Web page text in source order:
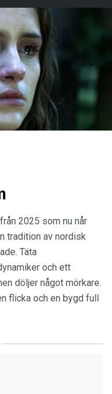
2025 som nu når
tradition av nordisk
Täta
och ett
döljer något mörkare.
flicka och en bygd full